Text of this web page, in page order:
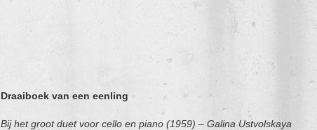
Draaiboek van een eenling
Bij het groot duet voor cello en piano (1959) – Galina Ustvolskaya